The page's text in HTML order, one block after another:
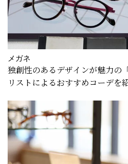
メガネ
独創性のあるデザインが魅力の
リストによるおすすめコーデを